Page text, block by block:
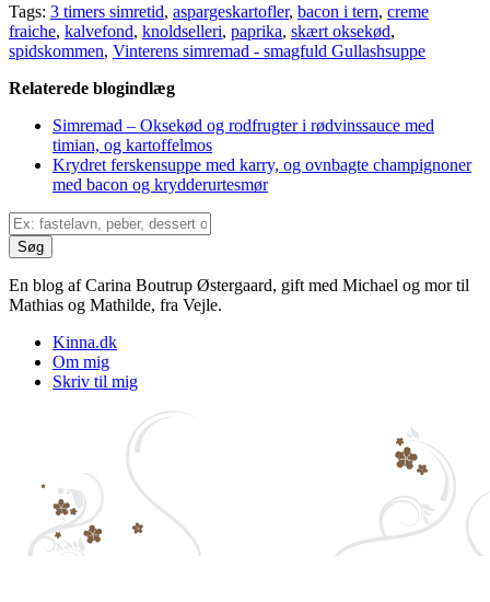
Tags: 3 timers simretid, aspargeskartofler, bacon i tern, creme
fraiche, kalvefond, knoldselleri, paprika, skært oksekød,
spidskommen, Vinterens simremad - smagfuld Gullashsuppe
Relaterede blogindlæg
Simremad – Oksekød og rodfrugter i rødvinssauce med
timian, og kartoffelmos
Krydret ferskensuppe med karry, og ovnbagte champignoner
med bacon og krydderurtesmør
En blog af Carina Boutrup Østergaard, gift med Michael og mor til
Mathias og Mathilde, fra Vejle.
Kinna.dk
Om mig
Skriv til mig